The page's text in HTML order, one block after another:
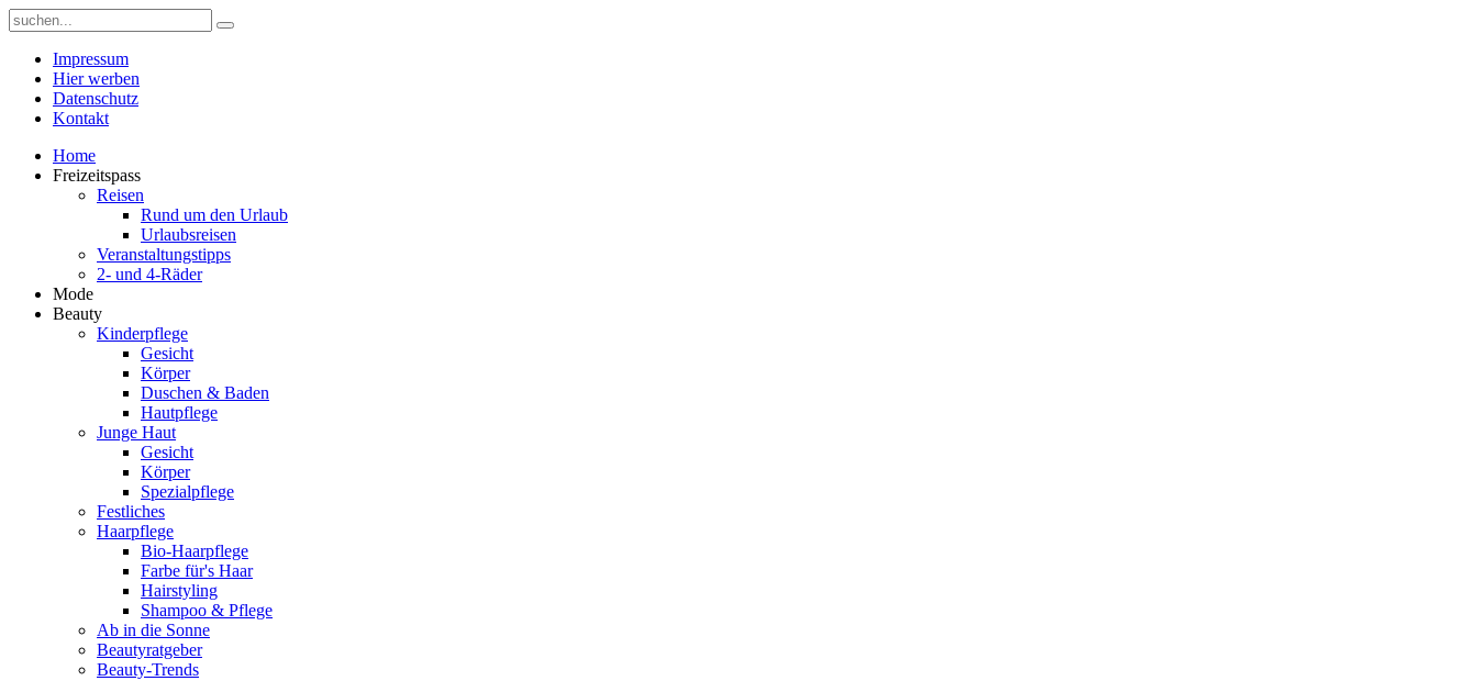
Impressum
Hier werben
Datenschutz
Kontakt
Home
Freizeitspass
Reisen
Rund um den Urlaub
Urlaubsreisen
Veranstaltungstipps
2- und 4-Räder
Mode
Beauty
Kinderpflege
Gesicht
Körper
Duschen & Baden
Hautpflege
Junge Haut
Gesicht
Körper
Spezialpflege
Festliches
Haarpflege
Bio-Haarpflege
Farbe für's Haar
Hairstyling
Shampoo & Pflege
Ab in die Sonne
Beautyratgeber
Beauty-Trends